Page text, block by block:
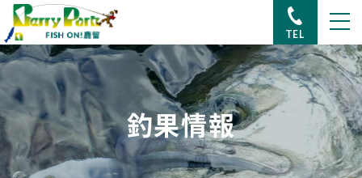
TEL
釣果情報